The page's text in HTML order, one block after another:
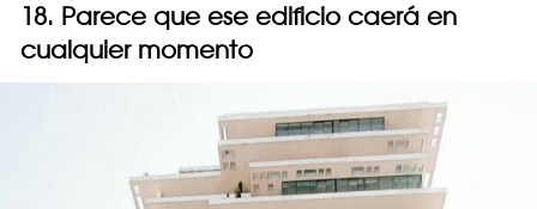
18. Parece que ese edificio caerá en
cualquier momento